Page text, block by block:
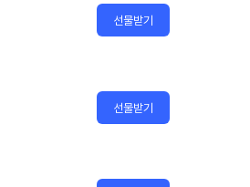
선물받기
선물받기